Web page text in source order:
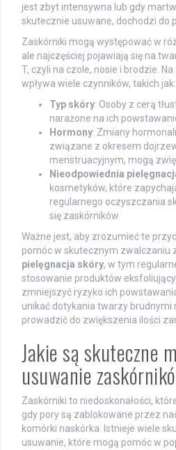
jest zbyt intensywna lub gdy
skutecznie usuwane, dochodzi do
Zaskórniki mogą występować w
ale najczęściej pojawiają się na
T, czyli na czole, nosie i brodzie.
wpływa wiele czynników, takich jak:
Typ skóry: Osoby z cerą
narażone na ich
Hormony: Zmiany
związane z okresem
menstruacyjnym, mogą
Nieodpowiednia
kosmetyków, które
regularnego oczyszczania
się zaskórników.
Ważne jest, aby zrozumieć te
pomóc w skutecznym zwalczaniu
pielęgnacja skóry, w tym
stosowanie produktów
zmniejszyć ryzyko ich
unikać dotykania twarzy brudnymi
prowadzić do zwiększenia ilości
Jakie są skuteczne
usuwanie
Zaskórniki to niedoskonałości,
gdy pory są zablokowane przez
komórki naskórka. Istnieje wiele
usuwanie, które mogą pomóc w